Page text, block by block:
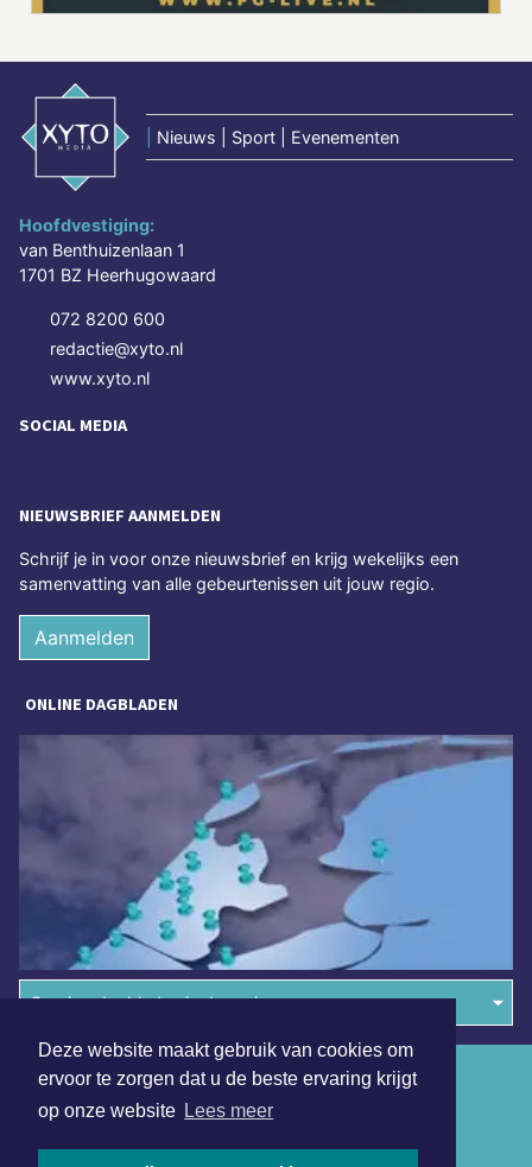
Deze website maakt gebruik van cookies om
ervoor te zorgen dat u de beste ervaring krijgt
op onze website Lees meer
Nieuws | Sport | Evenementen
Hoofdvestiging:
van Benthuizenlaan 1
1701 BZ Heerhugowaard
072 8200 600
redactie@xyto.nl
www.xyto.nl
SOCIAL MEDIA
NIEUWSBRIEF AANMELDEN
Schrijf je in voor onze nieuwsbrief en krijg wekelijks een
samenvatting van alle gebeurtenissen uit jouw regio.
Aanmelden
ONLINE DAGBLADEN
Overige dagbladen in de regio
Algemene voorwaarden
Disclaimer